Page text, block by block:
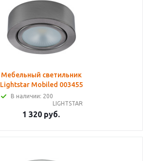
Мебельный светильник
Lightstar Mobiled 003455
В наличии: 200
LIGHTSTAR
1 320 руб.